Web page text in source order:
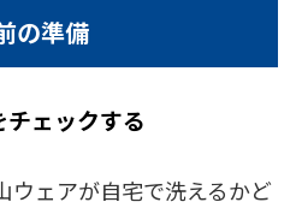
の準備
ェックする
ウェアが自宅で洗えるかど